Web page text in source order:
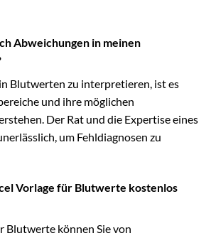
Abweichungen in meinen
Blutwerten zu interpretieren, ist es
und ihre möglichen
Der Rat und die Expertise eines
um Fehldiagnosen zu
Vorlage für Blutwerte kostenlos
Blutwerte können Sie von